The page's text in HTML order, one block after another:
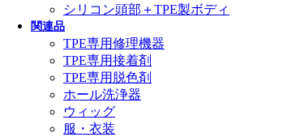
シリコン頭部＋TPE製ボディ
関連品
TPE専用修理機器
TPE専用接着剤
TPE専用脱色剤
ホール洗浄器
ウィッグ
服・衣装